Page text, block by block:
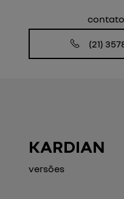
contato
(21)
KARDIAN
versões